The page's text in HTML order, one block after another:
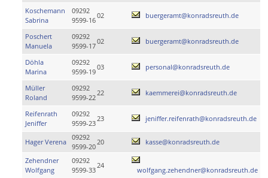
Koschemann
Sabrina
09292
9599-16
02 buergeramt@konradsreuth.de
Poschert
Manuela
09292
9599-17
02 buergeramt@konradsreuth.de
Döhla
Marina
09292
9599-19
03 personal@konradsreuth.de
Müller
Roland
09292
9599-22
22 kaemmerei@konradsreuth.de
Reifenrath
Jeniffer
09292
9599-23
23 jeniffer.reifenrath@konradsreuth.de
Hager Verena
09292
9599-20
20 kasse@konradsreuth.de
Zehendner
Wolfgang
09292
9599-33
24
wolfgang.zehendner@konradsreuth.de